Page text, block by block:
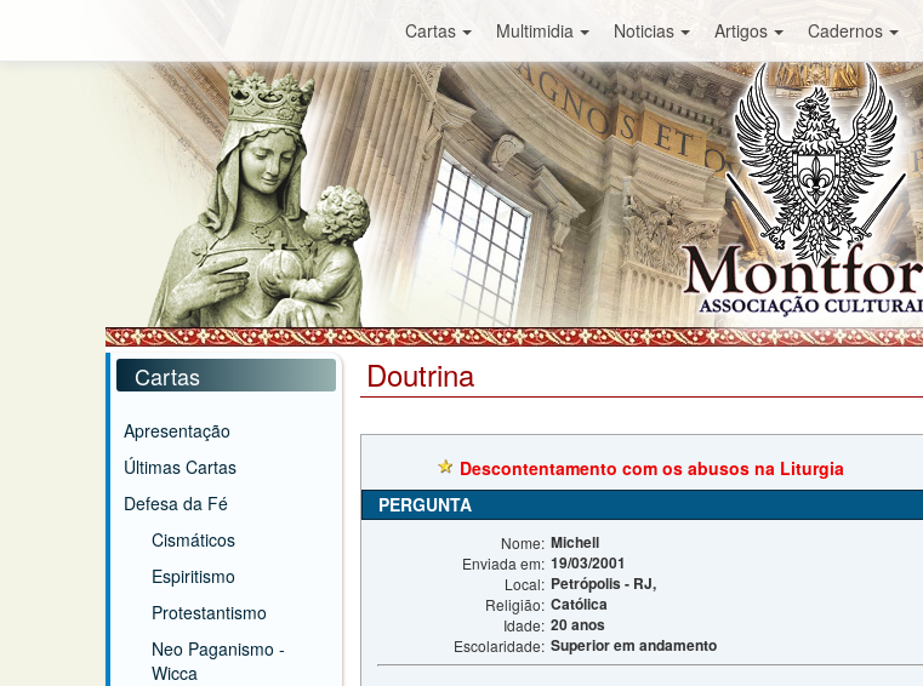
Cartas Multimidia Noticias Artigos Cadernos
Cartas
Apresentação
Últimas Cartas
Defesa da Fé
Cismáticos
Espiritismo
Protestantismo
Neo Paganismo -
Wicca
Doutrina
Descontentamento com os abusos na Liturgia
PERGUNTA
Nome: Michell
Enviada em: 19/03/2001
Local: Petrópolis - RJ,
Religião: Católica
Idade: 20 anos
Escolaridade: Superior em andamento